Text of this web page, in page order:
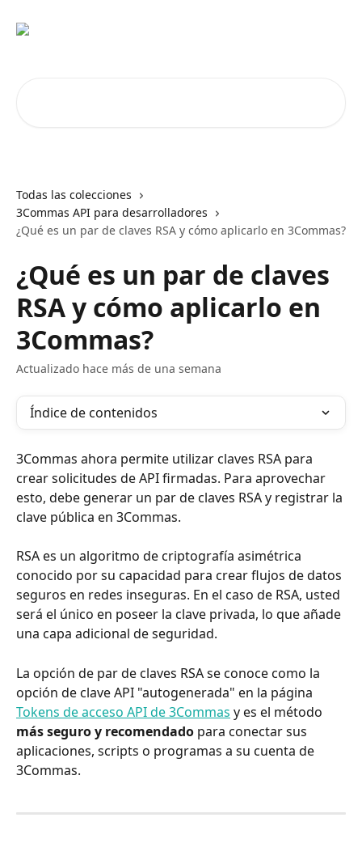
Todas las colecciones
3Commas API para desarrolladores
¿Qué es un par de claves RSA y cómo aplicarlo en 3Commas?
¿Qué es un par de claves
RSA y cómo aplicarlo en
3Commas?
Actualizado hace más de una semana
Índice de contenidos
3Commas ahora permite utilizar claves RSA para
crear solicitudes de API firmadas. Para aprovechar
esto, debe generar un par de claves RSA y registrar la
clave pública en 3Commas.
RSA es un algoritmo de criptografía asimétrica
conocido por su capacidad para crear flujos de datos
seguros en redes inseguras. En el caso de RSA, usted
será el único en poseer la clave privada, lo que añade
una capa adicional de seguridad.
La opción de par de claves RSA se conoce como la
opción de clave API "autogenerada" en la página
Tokens de acceso API de 3Commas y es el método
más seguro y recomendado para conectar sus
aplicaciones, scripts o programas a su cuenta de
3Commas.